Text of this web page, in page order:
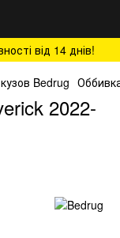
від 14 днів!
Bedrug
2022-